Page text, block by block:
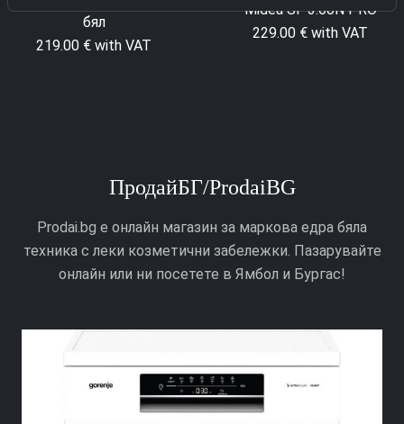
бял
219.00 € with VAT
Midea SF 3.60N PRO
229.00 € with VAT
ПродайБГ/ProdaiBG
Prodai.bg е онлайн магазин за маркова едра бяла
техника с леки козметични забележки. Пазарувайте
онлайн или ни посетете в Ямбол и Бургас!